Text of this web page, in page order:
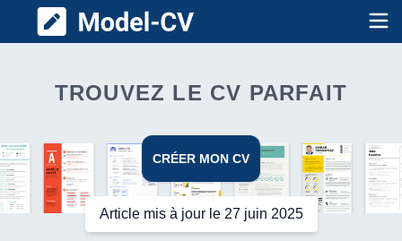
Model CV
TROUVEZ LE CV PARFAIT
CRÉER MON CV
Article mis à jour le 27 juin 2025